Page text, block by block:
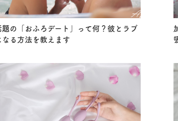
題の「おふろデート」って何？彼とラブ
なる方法を教えます